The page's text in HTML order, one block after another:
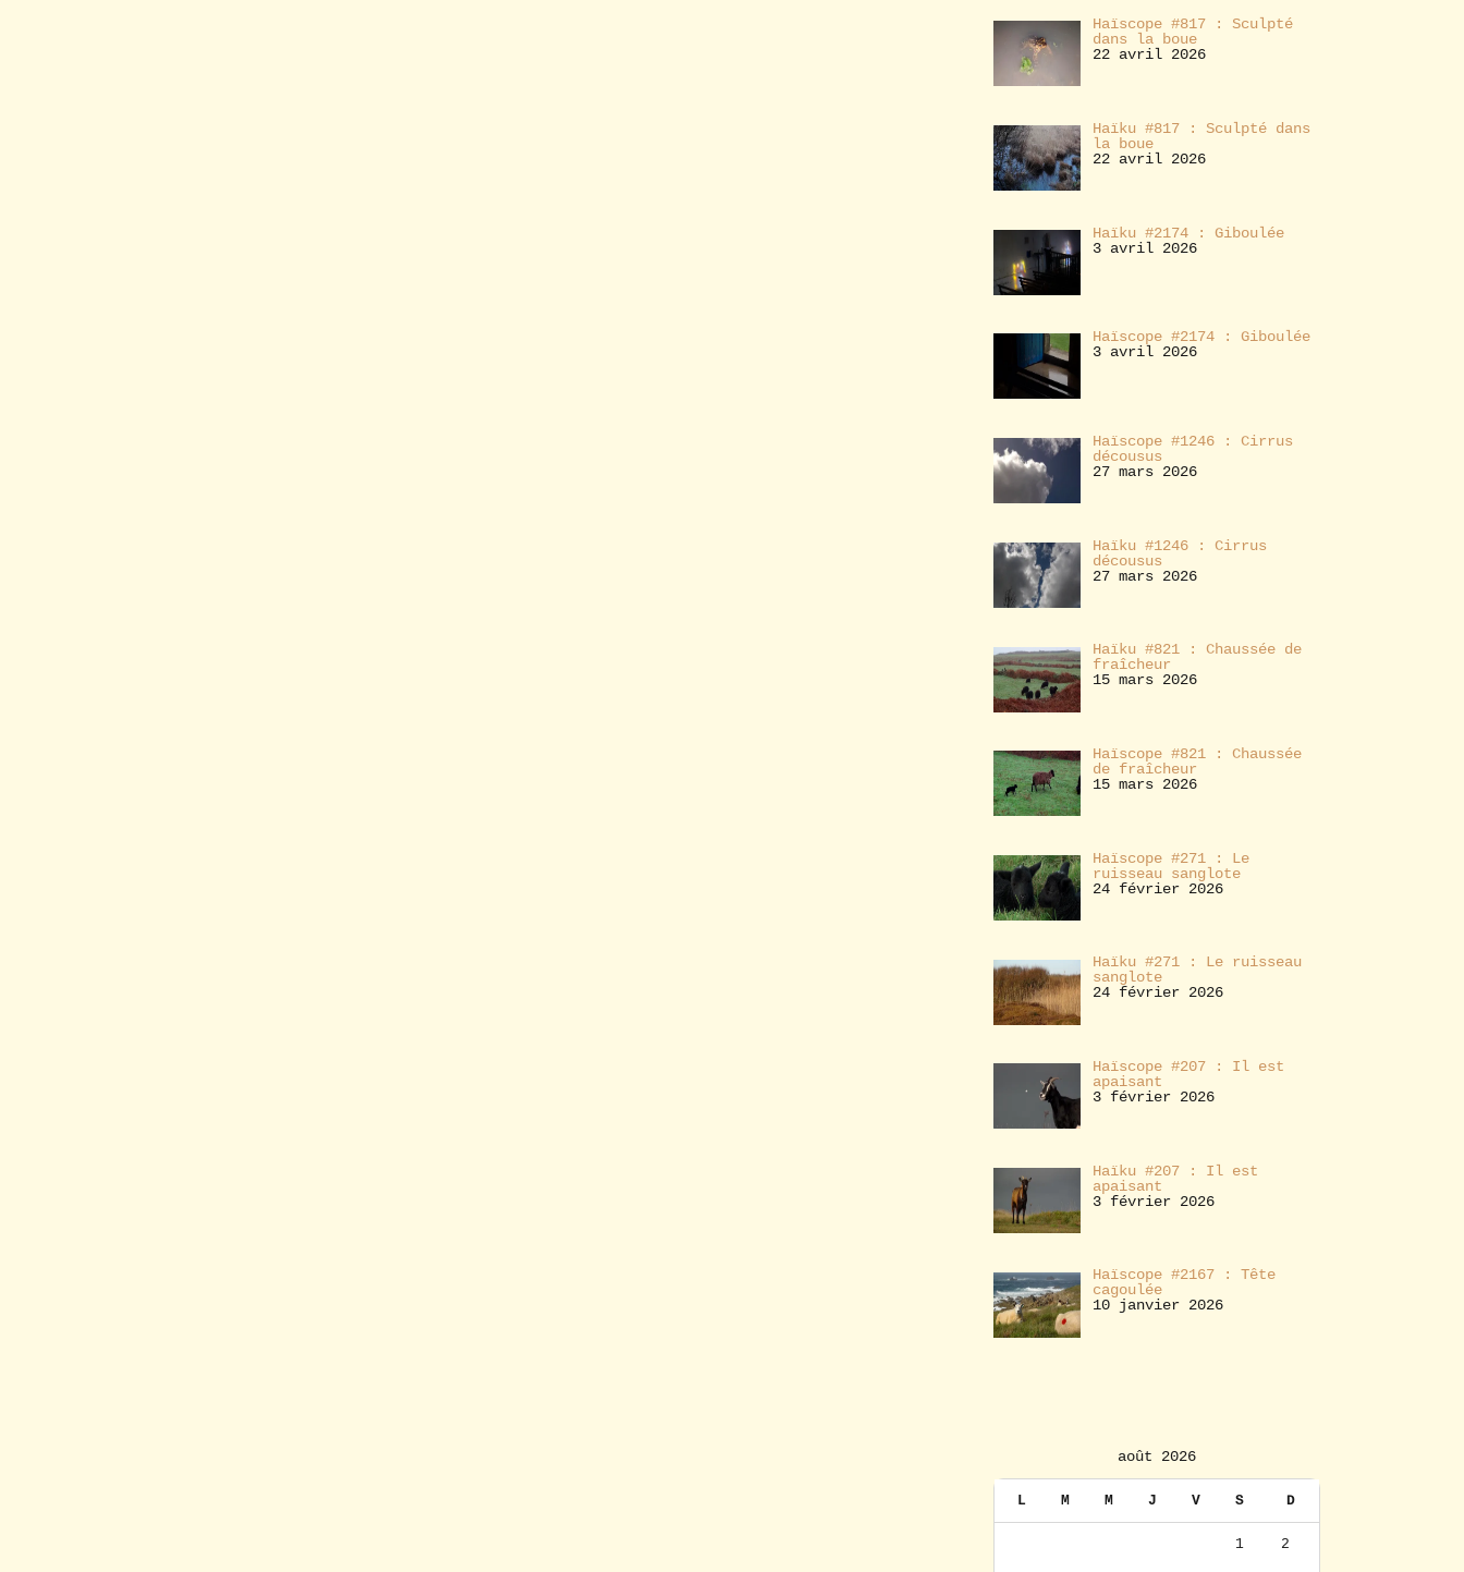
Haïscope #817 : Sculpté
dans la boue
22 avril 2026
Haïku #817 : Sculpté dans
la boue
22 avril 2026
Haïku #2174 : Giboulée
3 avril 2026
Haïscope #2174 : Giboulée
3 avril 2026
Haïscope #1246 : Cirrus
décousus
27 mars 2026
Haïku #1246 : Cirrus
décousus
27 mars 2026
Haïku #821 : Chaussée de
fraîcheur
15 mars 2026
Haïscope #821 : Chaussée
de fraîcheur
15 mars 2026
Haïscope #271 : Le
ruisseau sanglote
24 février 2026
Haïku #271 : Le ruisseau
sanglote
24 février 2026
Haïscope #207 : Il est
apaisant
3 février 2026
Haïku #207 : Il est
apaisant
3 février 2026
Haïscope #2167 : Tête
cagoulée
10 janvier 2026
août 2026
L M M J V S D
1 2